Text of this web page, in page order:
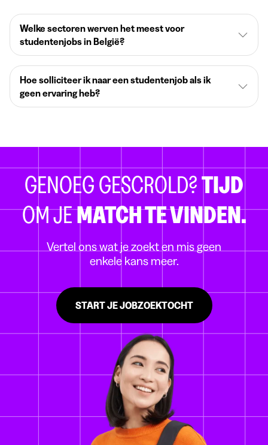
Welke sectoren werven het meest voor
studentenjobs in België?
Hoe solliciteer ik naar een studentenjob als ik
geen ervaring heb?
GENOEG GESCROLD?TIJD
OM JEMATCH TE VINDEN.
Vertel ons wat je zoekt en mis geen
enkele kans meer.
START JE JOBZOEKTOCHT